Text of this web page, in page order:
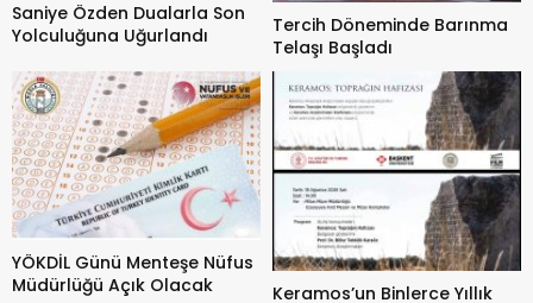
Saniye Özden Dualarla Son
Yolculuğuna Uğurlandı
Tercih Döneminde Barınma
Telaşı Başladı
YÖKDİL Günü Menteşe Nüfus
Müdürlüğü Açık Olacak
Keramos’un Binlerce Yıllık